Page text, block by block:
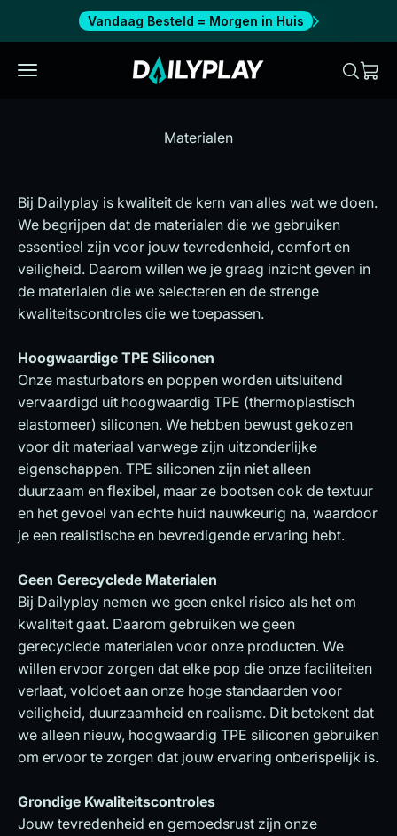
Vandaag Besteld = Morgen in Huis
Menu Dailyplay Zoeken
OVER ONS
Info
Nederlands
Materialen
Bij Dailyplay is kwaliteit de kern van alles wat we doen.
We begrijpen dat de materialen die we gebruiken
essentieel zijn voor jouw tevredenheid, comfort en
veiligheid. Daarom willen we je graag inzicht geven in
de materialen die we selecteren en de strenge
kwaliteitscontroles die we toepassen.
Hoogwaardige TPE Siliconen
Onze masturbators en poppen worden uitsluitend
vervaardigd uit hoogwaardig TPE (thermoplastisch
elastomeer) siliconen. We hebben bewust gekozen
voor dit materiaal vanwege zijn uitzonderlijke
eigenschappen. TPE siliconen zijn niet alleen
duurzaam en flexibel, maar ze bootsen ook de textuur
en het gevoel van echte huid nauwkeurig na, waardoor
je een realistische en bevredigende ervaring hebt.
Geen Gerecyclede Materialen
Bij Dailyplay nemen we geen enkel risico als het om
kwaliteit gaat. Daarom gebruiken we geen
gerecyclede materialen voor onze producten. We
willen ervoor zorgen dat elke pop die onze faciliteiten
verlaat, voldoet aan onze hoge standaarden voor
veiligheid, duurzaamheid en realisme. Dit betekent dat
we alleen nieuw, hoogwaardig TPE siliconen gebruiken
om ervoor te zorgen dat jouw ervaring onberispelijk is.
Grondige Kwaliteitscontroles
Jouw tevredenheid en gemoedsrust zijn onze